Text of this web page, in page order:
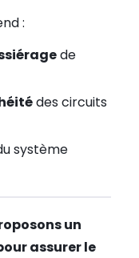
:
de
des circuits
système
un
assurer le